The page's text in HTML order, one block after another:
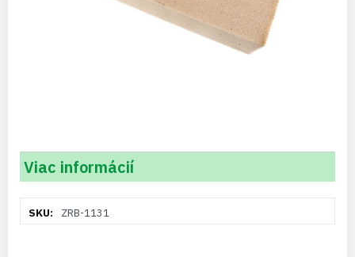
Viac informácií
informáciíZRB-1131